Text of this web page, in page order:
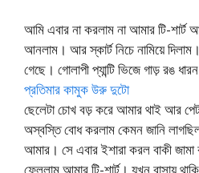
আমি এবার না করলাম না আমার টি-শার্ট
আনলাম। আর স্কার্ট নিচে নামিয়ে
গেছে। গোলাপী প্যান্টি ভিজে গাড় রঙ
প্রতিমার কামুক উরু দুটো
ছেলেটা চোখ বড় করে আমার থাই আর
অস্বস্তি বোধ করলাম কেমন জানি
আমার। সে এবার ইশারা করল বাকী